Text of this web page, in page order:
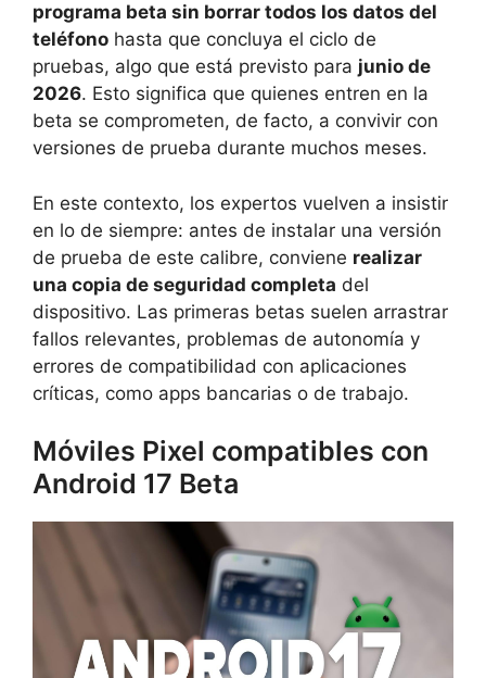
programa beta sin borrar todos los datos del
teléfono hasta que concluya el ciclo de
pruebas, algo que está previsto para junio de
2026. Esto significa que quienes entren en la
beta se comprometen, de facto, a convivir con
versiones de prueba durante muchos meses.
En este contexto, los expertos vuelven a insistir
en lo de siempre: antes de instalar una versión
de prueba de este calibre, conviene realizar
una copia de seguridad completa del
dispositivo. Las primeras betas suelen arrastrar
fallos relevantes, problemas de autonomía y
errores de compatibilidad con aplicaciones
críticas, como apps bancarias o de trabajo.
Móviles Pixel compatibles con
Android 17 Beta